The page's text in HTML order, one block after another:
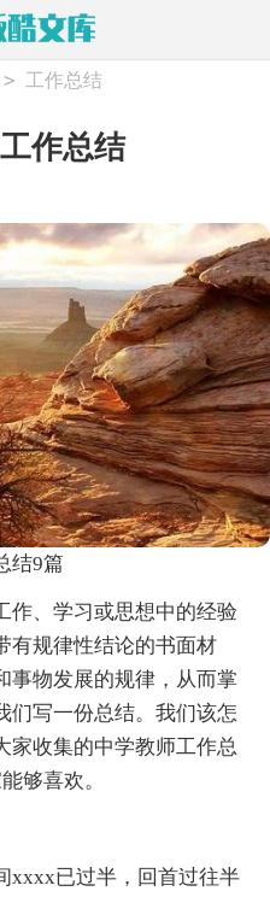
> 工作总结
作总结
结9篇
作、学习或思想中的经验
有规律性结论的书面材
事物发展的规律，从而掌
们写一份总结。我们该怎
家收集的中学教师工作总
够喜欢。
xxxx已过半，回首过往半